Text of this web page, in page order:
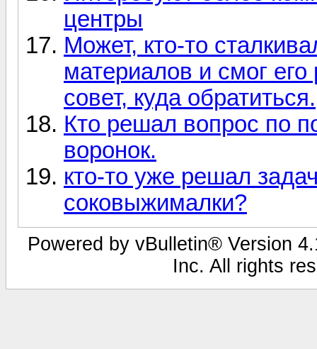
центры
Может, кто-то
материалов и смог
совет, куда обратиться.
Кто решал вопрос по
воронок.
кто-то уже решал
соковыжималки?
Powered by vBulletin® Version
Inc. All rights